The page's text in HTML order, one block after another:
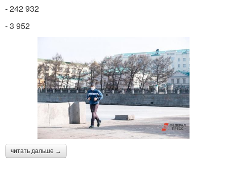
- 242 932
- 3 952
читать дальше →